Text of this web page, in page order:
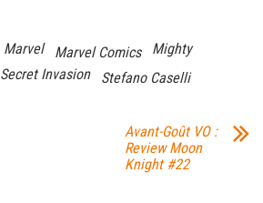
Marvel Marvel Comics
Mighty
Secret Invasion Stefano Caselli
Avant-Goût VO :
Review Moon
Knight #22